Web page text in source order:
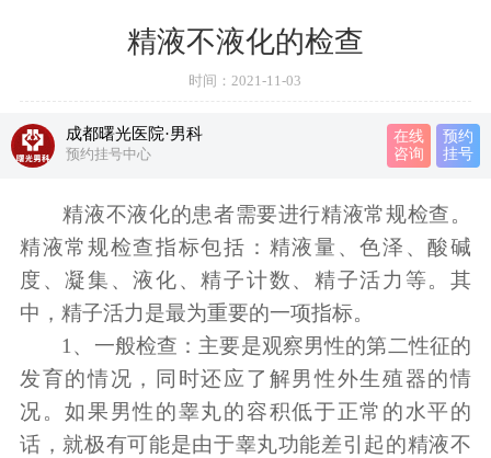
精液不液化的检查
时间：2021-11-03
成都曙光医院·男科
预约挂号中心
在线
咨询
预约
挂号
精液不液化的患者需要进行精液常规检查。
精液常规检查指标包括：精液量、色泽、酸碱
度、凝集、液化、精子计数、精子活力等。其
中，精子活力是最为重要的一项指标。
1、一般检查：主要是观察男性的第二性征的
发育的情况，同时还应了解男性外生殖器的情
况。如果男性的睾丸的容积低于正常的水平的
话，就极有可能是由于睾丸功能差引起的精液不